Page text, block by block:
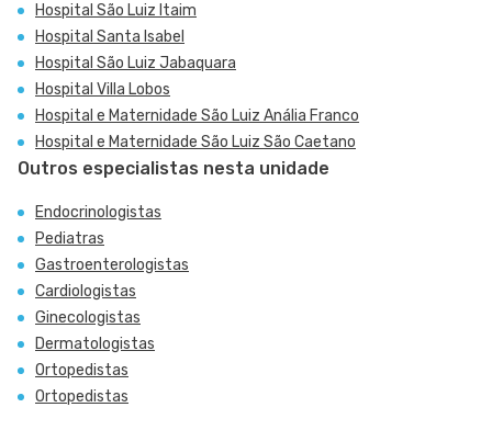
Hospital São Luiz Itaim
Hospital Santa Isabel
Hospital São Luiz Jabaquara
Hospital Villa Lobos
Hospital e Maternidade São Luiz Anália Franco
Hospital e Maternidade São Luiz São Caetano
Outros especialistas nesta unidade
Endocrinologistas
Pediatras
Gastroenterologistas
Cardiologistas
Ginecologistas
Dermatologistas
Ortopedistas
Ortopedistas